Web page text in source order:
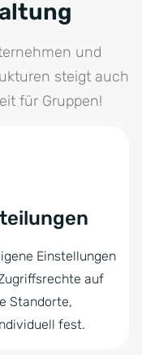
und
steigt auch
für Gruppen!
Einstellungen
auf
Standorte,
fest.